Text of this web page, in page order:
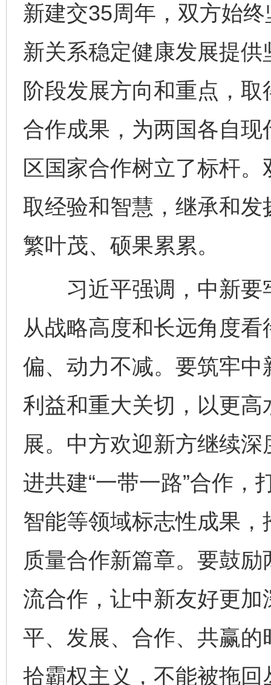
新建交35周年，双方始
新关系稳定健康发展提
阶段发展方向和重点，
合作成果，为两国各自
区国家合作树立了标杆
取经验和智慧，继承和
繁叶茂、硕果累累。
习近平强调，中新要
从战略高度和长远角度
偏、动力不减。要筑牢
利益和重大关切，以更
展。中方欢迎新方继续
进共建“一带一路”合作，
智能等领域标志性成果
质量合作新篇章。要鼓
流合作，让中新友好更
平、发展、合作、共赢
拾霸权主义，不能被拖